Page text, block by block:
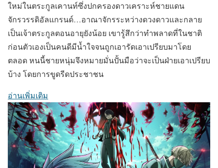
ใหม่ในตระกูลเคานท์ซึ่งปกครองดาวเคราะห์ชายแดน
จักรวรรดิอัลแกรนด์…อาณาจักรระหว่างดวงดาวและกลาย
เป็นเจ้าตระกูลตอนอายุยังน้อย เขารู้สึกว่าทำพลาดที่ในชาติ
ก่อนตัวเองเป็นคนดีมีน้ำใจจนถูกเอารัดเอาเปรียบมาโดย
ตลอด หนนี้ชายหนุ่มจึงหมายมั่นปั้นมือว่าจะเป็นฝ่ายเอาเปรียบ
บ้าง โดยการขูดรีดประชาชน
อ่านเพิ่มเติม